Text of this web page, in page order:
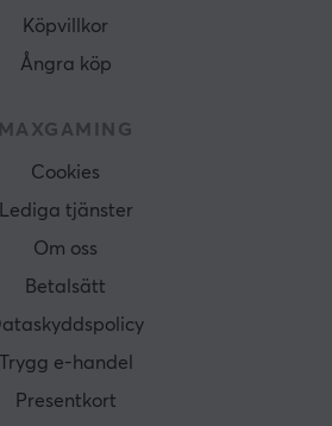
Köpvillkor
Ångra köp
MAXGAMING
Cookies
Lediga tjänster
Om oss
Betalsätt
Trygg e-handel
Presentkort